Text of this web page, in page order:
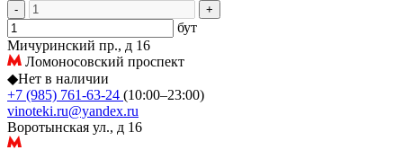
- +
бут
Мичуринский пр., д 16
Ломоносовский проспект
◆Нет в наличии
+7 (985) 761-63-24 (10:00–23:00)
vinoteki.ru@yandex.ru
Воротынская ул., д 16